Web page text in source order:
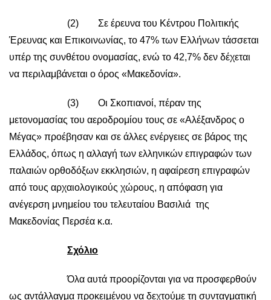
(2) Σε έρευνα του Κέντρου Πολιτικής
Έρευνας και Επικοινωνίας, το 47% των Ελλήνων τάσσεται
υπέρ της συνθέτου ονομασίας, ενώ το 42,7% δεν δέχεται
να περιλαμβάνεται ο όρος «Μακεδονία».
(3) Οι Σκοπιανοί, πέραν της
μετονομασίας του αεροδρομίου τους σε «Αλέξανδρος ο
Μέγας» προέβησαν και σε άλλες ενέργειες σε βάρος της
Ελλάδος, όπως η αλλαγή των ελληνικών επιγραφών των
παλαιών ορθοδόξων εκκλησιών, η αφαίρεση επιγραφών
από τους αρχαιολογικούς χώρους, η απόφαση για
ανέγερση μνημείου του τελευταίου Βασιλιά της
Μακεδονίας Περσέα κ.α.
Σχόλιο
Όλα αυτά προορίζονται για να προσφερθούν
ως αντάλλαγμα προκειμένου να δεχτούμε τη συνταγματική